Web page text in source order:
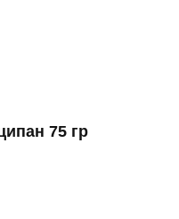
75 гр